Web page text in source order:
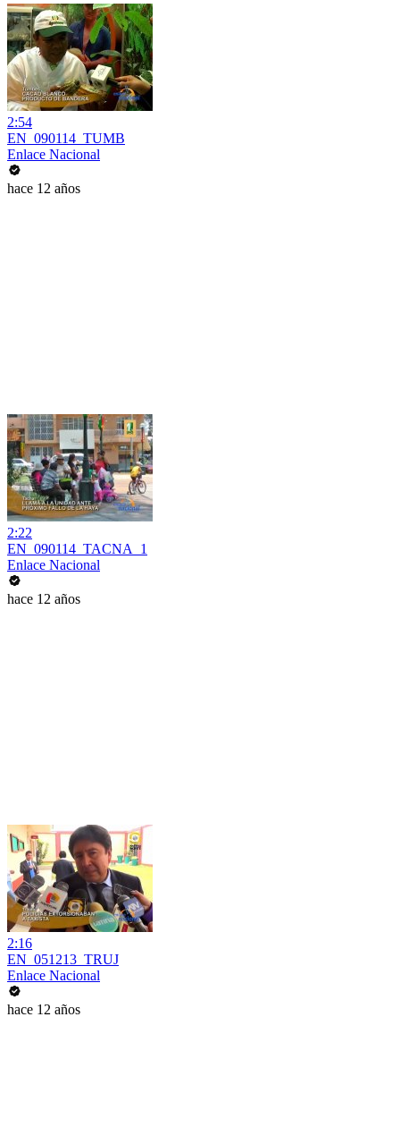
2:54
EN_090114_TUMB
Enlace Nacional
hace 12 años
2:22
EN_090114_TACNA_1
Enlace Nacional
hace 12 años
2:16
EN_051213_TRUJ
Enlace Nacional
hace 12 años